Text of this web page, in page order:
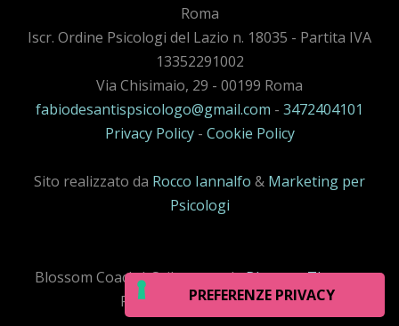
Roma
Iscr. Ordine Psicologi del Lazio n. 18035 - Partita IVA
13352291002
Via Chisimaio, 29 - 00199 Roma
fabiodesantispsicologo@gmail.com - 3472404101
Privacy Policy- Cookie Policy
Sito realizzato da Rocco Iannalfo & Marketing per
Psicologi
Blossom Coack | Sviluppato daBlossom Themes.
Powered byWordPress .